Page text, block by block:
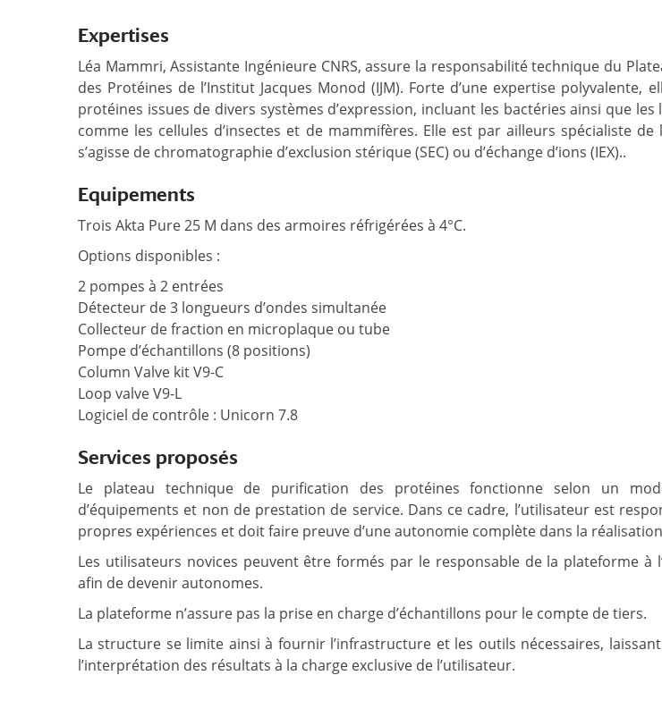
Expertises
Léa Mammri, Assistante Ingénieure CNRS, assure la responsabilité technique du
des Protéines de l’Institut Jacques Monod (IJM). Forte d’une expertise polyvalente,
protéines issues de divers systèmes d’expression, incluant les bactéries ainsi que
comme les cellules d’insectes et de mammifères. Elle est par ailleurs spécialiste de
s’agisse de chromatographie d’exclusion stérique (SEC) ou d’échange d’ions (IEX)..
Equipements
Trois Akta Pure 25 M dans des armoires réfrigérées à 4°C.
Options disponibles :
2 pompes à 2 entrées
Détecteur de 3 longueurs d’ondes simultanée
Collecteur de fraction en microplaque ou tube
Pompe d’échantillons (8 positions)
Column Valve kit V9-C
Loop valve V9-L
Logiciel de contrôle : Unicorn 7.8
Services proposés
Le plateau technique de purification des protéines fonctionne selon un
d’équipements et non de prestation de service. Dans ce cadre, l’utilisateur est
propres expériences et doit faire preuve d’une autonomie complète dans la
Les utilisateurs novices peuvent être formés par le responsable de la plateforme à
afin de devenir autonomes.
La plateforme n’assure pas la prise en charge d’échantillons pour le compte de tiers.
La structure se limite ainsi à fournir l’infrastructure et les outils nécessaires,
l’interprétation des résultats à la charge exclusive de l’utilisateur.